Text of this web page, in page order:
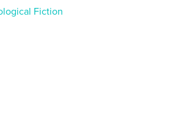
Fiction